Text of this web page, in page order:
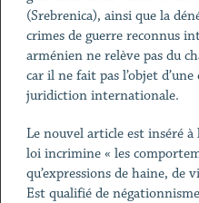
(Srebrenica), ainsi que la
crimes de guerre reconnus
arménien ne relève pas du
car il ne fait pas l’objet
juridiction internationale.
Le nouvel article est inséré
loi incrimine « les
qu’expressions de haine, de
Est qualifié de